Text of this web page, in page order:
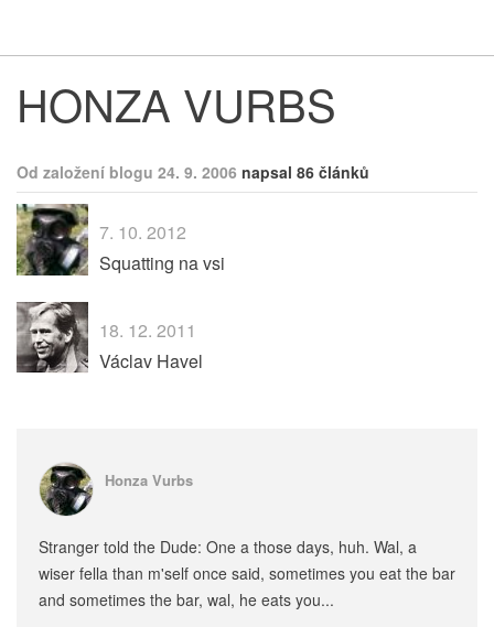
HONZA VURBS
Od založení blogu 24. 9. 2006 napsal 86 článků
7. 10. 2012
Squatting na vsi
18. 12. 2011
Václav Havel
Honza Vurbs
Stranger told the Dude: One a those days, huh. Wal, a
wiser fella than m'self once said, sometimes you eat the bar
and sometimes the bar, wal, he eats you...